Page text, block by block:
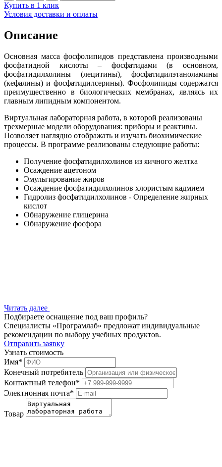
Купить в 1 клик
Условия доставки и оплаты
Описание
Основная масса фосфолипидов представлена производными
фосфатидной кислоты – фосфатидами (в основном,
фосфатидилхолины (лецитины), фосфатидилэтаноламины
(кефалины) и фосфатидилсерины). Фосфолипиды содержатся
преимущественно в биологических мембранах, являясь их
главным липидным компонентом.
Виртуальная лабораторная работа, в которой реализованы
трехмерные модели оборудования: приборы и реактивы.
Позволяет наглядно отображать и изучать биохимические
процессы. В программе реализованы следующие работы:
Получение фосфатидилхолинов из яичного желтка
Осаждение ацетоном
Эмульгирование жиров
Осаждение фосфатидилхолинов хлористым кадмием
Гидролиз фосфатидилхолинов - Определение жирных
кислот
Обнаружение глицерина
Обнаружение фосфора
Читать далее
Подбираете оснащение под ваш профиль?
Специалисты «Програмлаб» предложат индивидуальные
рекомендации по выбору учебных продуктов.
Отправить заявку
Узнать стоимость
Имя*
Конечный потребитель
Контактный телефон*
Электнонная почта*
Товар